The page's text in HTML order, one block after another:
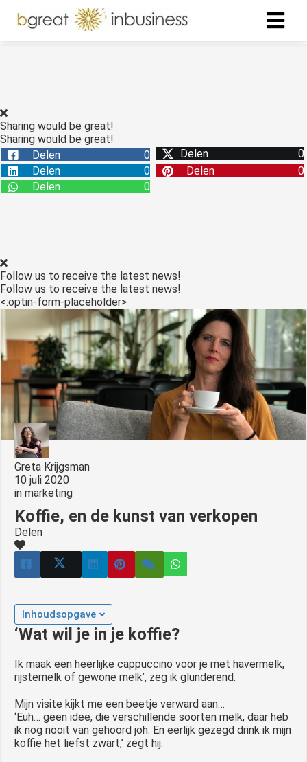
Sharing would be great!
Sharing would be great!
Delen
0 Delen
0
Delen
0 Delen
0
Delen
0
Follow us to receive the latest news!
Follow us to receive the latest news!
<:optin-form-placeholder>
Greta Krijgsman
10 juli 2020
in marketing
Koffie, en de kunst van verkopen
Delen
Inhoudsopgave
‘Wat wil je in je koffie?
Ik maak een heerlijke cappuccino voor je met havermelk,
rijstemelk of gewone melk’, zeg ik glunderend.
Mijn visite kijkt me een beetje verward aan…
‘Euh… geen idee, die verschillende soorten melk, daar heb
ik nog nooit van gehoord joh. En eerlijk gezegd drink ik mijn
koffie het liefst zwart,’ zegt hij.
gebruikt
deze
worden
om
te
over
van
op
te
de
website-
van